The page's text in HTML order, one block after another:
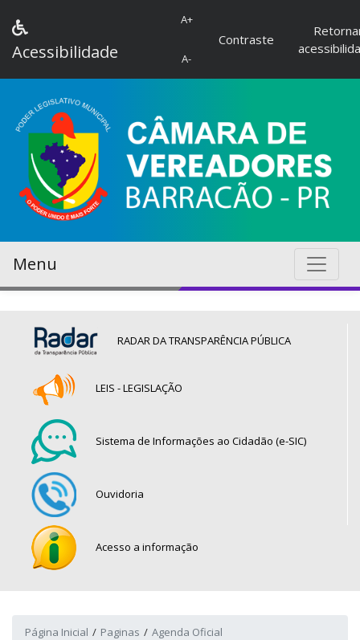
Acessibilidade
A+
A-
Contraste
Menu
RADAR DA TRANSPARÊNCIA PÚBLICA
LEIS - LEGISLAÇÃO
Sistema de Informações ao Cidadão (e-SIC)
Ouvidoria
Acesso a informação
Página Inicial Paginas Agenda Oficial